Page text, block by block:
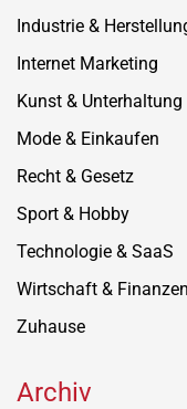
Industrie &
Internet Marketing
Kunst & Unterhaltung
Mode & Einkaufen
Recht & Gesetz
Sport & Hobby
Technologie & SaaS
Wirtschaft & Finanzen
Zuhause
Archiv